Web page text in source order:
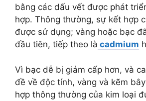
bằng các dấu vết được phát
hợp. Thông thường, sự kết hợp
được sử dụng; vàng hoặc bạc
đầu tiên, tiếp theo là cadmium
Vì bạc dễ bị giảm cấp hơn, và
đề về độc tính, vàng và kẽm
hợp thông thường của kim loại